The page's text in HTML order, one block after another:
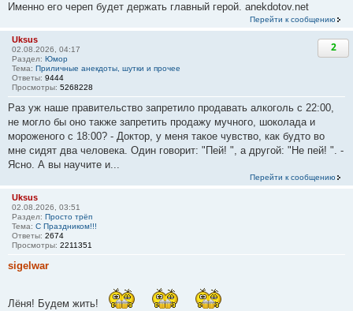
Именно его череп будет держать главный герой. anekdotov.net
Перейти к сообщению
Uksus
02.08.2026, 04:17
Раздел: Юмор
Тема: Приличные анекдоты, шутки и прочее
Ответы: 9444
Просмотры: 5268228
2
Раз уж наше правительство запретило продавать алкоголь с 22:00,
не могло бы оно также запретить продажу мучного, шоколада и
мороженого с 18:00? - Доктор, у меня такое чувство, как будто во
мне сидят два человека. Один говорит: "Пей! ", а другой: "Не пей! ". -
Ясно. А вы научите и...
Перейти к сообщению
Uksus
02.08.2026, 03:51
Раздел: Просто трёп
Тема: С Праздником!!!
Ответы: 2674
Просмотры: 2211351
sigelwar
Лёня! Будем жить!